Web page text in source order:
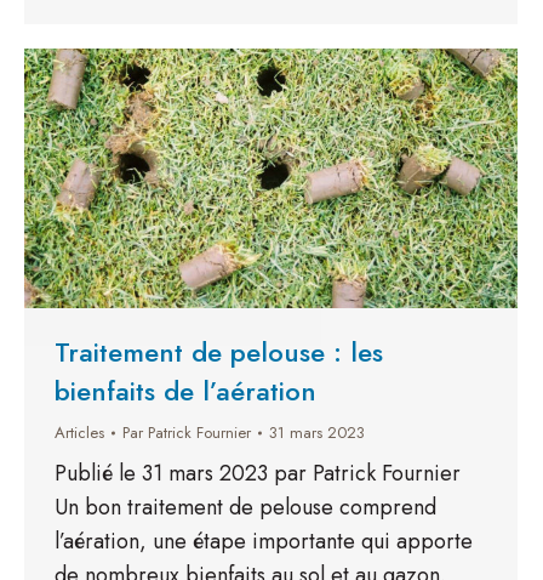
Traitement de pelouse : les
bienfaits de l’aération
Articles Par Patrick Fournier 31 mars 2023
Publié le 31 mars 2023 par Patrick Fournier
Un bon traitement de pelouse comprend
l’aération, une étape importante qui apporte